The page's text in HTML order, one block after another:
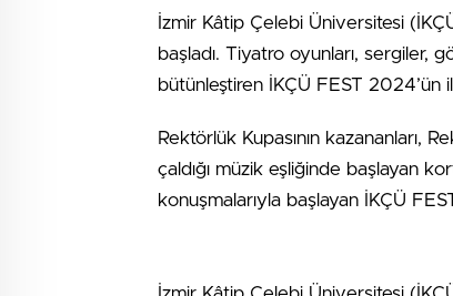
İzmir Kâtip Çelebi Üniversitesi
başladı. Tiyatro oyunları, sergiler,
bütünleştiren İKÇÜ FEST 2024’ün
Rektörlük Kupasının kazananları,
çaldığı müzik eşliğinde başlayan
konuşmalarıyla başlayan İKÇÜ